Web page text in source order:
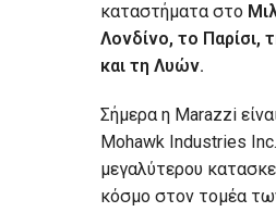
καταστήματα στο
Λονδίνο, το Παρίσι,
και τη Λυών.
Σήμερα η Marazzi
Mohawk Industries
μεγαλύτερου
κόσμο στον τομέα